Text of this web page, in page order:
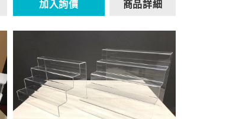
加入詢價 商品詳細